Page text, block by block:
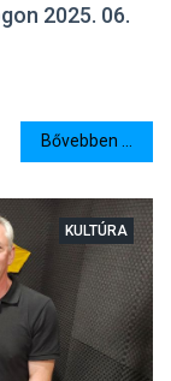
2025. 06.
Bővebben ...
KULTÚRA